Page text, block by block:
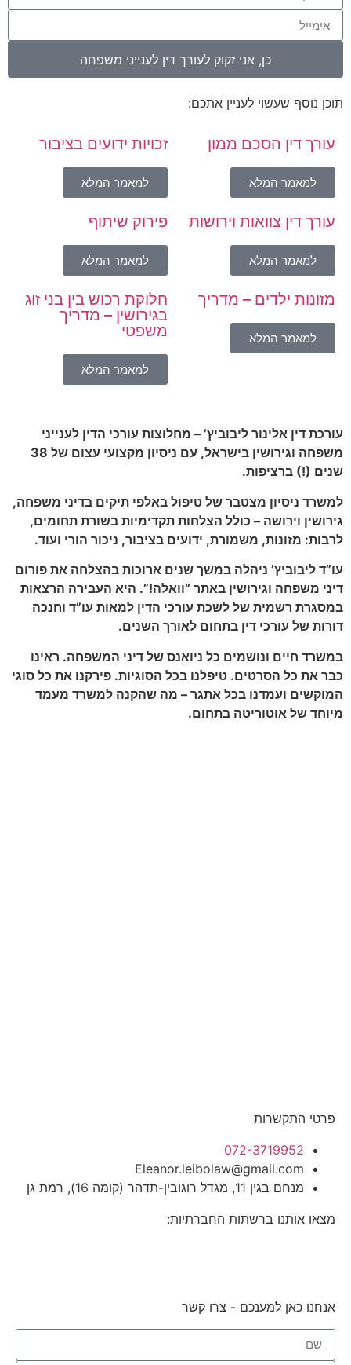
כן, אני זקוק לעורך דין לענייני משפחה
תוכן נוסף שעשוי לעניין אתכם:
עורך דין הסכם ממון
למאמר המלא
זכויות ידועים בציבור
למאמר המלא
עורך דין צוואות וירושות
למאמר המלא
פירוק שיתוף
למאמר המלא
מזונות ילדים – מדריך
למאמר המלא
חלוקת רכוש בין בני זוג
בגירושין – מדריך
משפטי
למאמר המלא
עורכת דין אלינור ליבוביץ’ – מחלוצות עורכי הדין לענייני
משפחה וגירושין בישראל, עם ניסיון מקצועי עצום של 38
שנים (!) ברציפות.
למשרד ניסיון מצטבר של טיפול באלפי תיקים בדיני משפחה,
גירושין וירושה – כולל הצלחות תקדימיות בשורת תחומים,
לרבות: מזונות, משמורת, ידועים בציבור, ניכור הורי ועוד.
עו”ד ליבוביץ’ ניהלה במשך שנים ארוכות בהצלחה את פורום
דיני משפחה וגירושין באתר “וואלה!”. היא העבירה הרצאות
במסגרת רשמית של לשכת עורכי הדין למאות עו”ד וחנכה
דורות של עורכי דין בתחום לאורך השנים.
במשרד חיים ונושמים כל ניואנס של דיני המשפחה. ראינו
כבר את כל הסרטים. טיפלנו בכל הסוגיות. פירקנו את כל סוגי
המוקשים ועמדנו בכל אתגר – מה שהקנה למשרד מעמד
מיוחד של אוטוריטה בתחום.
פרטי התקשרות
072-3719952
Eleanor.leibolaw@gmail.com
מנחם בגין 11, מגדל רוגובין-תדהר (קומה 16), רמת גן
מצאו אותנו ברשתות החברתיות:
אנחנו כאן למענכם - צרו קשר